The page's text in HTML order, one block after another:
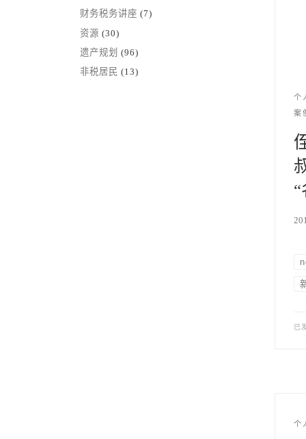
个
案
已
个
财务税务讲座 (7)
资源 (30)
遗产规划 (96)
非税居民 (13)